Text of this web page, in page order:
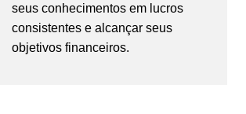
seus conhecimentos em lucros
consistentes e alcançar seus
objetivos financeiros.